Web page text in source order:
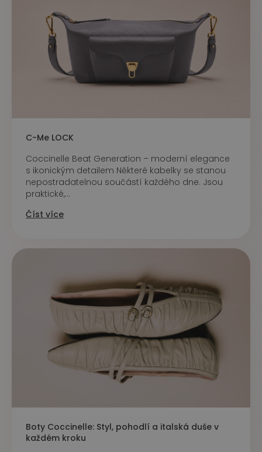
C-Me LOCK
Coccinelle Beat Generation – moderní elegance
s ikonickým detailem Některé kabelky se stanou
nepostradatelnou součástí každého dne. Jsou
praktické,...
Číst více
Boty Coccinelle: Styl, pohodlí a italská duše v
každém kroku